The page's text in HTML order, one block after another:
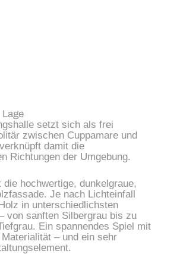
setzt sich als frei
zwischen Cuppamare und
damit die
Richtungen der Umgebung.
hochwertige, dunkelgraue,
Je nach Lichteinfall
in unterschiedlichsten
von sanften Silbergrau bis zu
Ein spannendes Spiel mit
– und ein sehr